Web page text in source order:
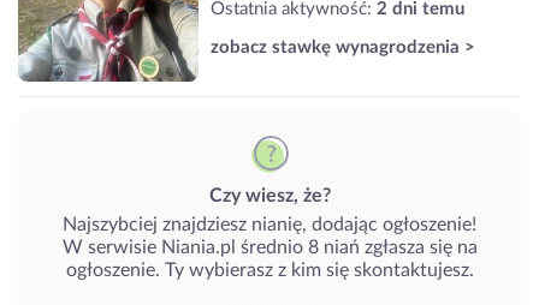
Ostatnia aktywność: 2 dni temu
zobacz stawkę wynagrodzenia >
Czy wiesz, że?
Najszybciej znajdziesz nianię, dodając ogłoszenie!
W serwisie Niania.pl średnio 8 niań zgłasza się na
ogłoszenie. Ty wybierasz z kim się skontaktujesz.